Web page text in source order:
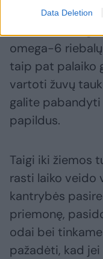
Data Deletion
vitaminai A ir E
omega-6
taip pat palaiko
vartoti žuvų
galite pabandyti
papildus.
Taigi iki žiemos
rasti laiko veido
kantrybės
priemonę,
odai bei
pažadėti, kad